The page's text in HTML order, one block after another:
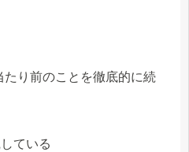
り前のことを徹底的に続
ている